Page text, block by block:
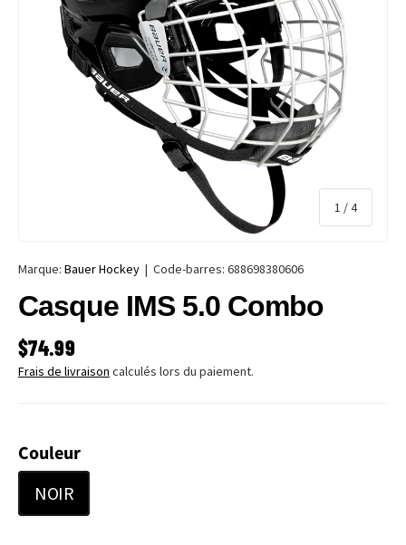
1 /de
4
Marque: Bauer Hockey | Code-barres: 688698380606
Casque IMS 5.0 Combo
PRIX HABITUEL
$74.99
Frais de livraison calculés lors du paiement.
Couleur
NOIR